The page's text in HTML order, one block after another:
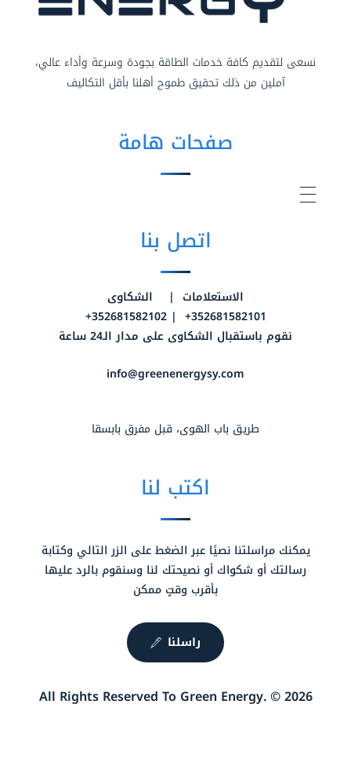
نسعى لتقديم كافة خدمات الطاقة بجودة وسرعة وأداء عالي،
آملين من ذلك تحقيق طموح أهلنا بأقل التكاليف
صفحات هامة
اتصل بنا
الاستعلامات | الشكاوى
352681582101+ | 352681582102+
نقوم باستقبال الشكاوى على مدار الـ24 ساعة
info@greenenergysy.com
طريق باب الهوى، قبل مفرق بابسقا
اكتب لنا
يمكنك مراسلتنا نصيًا عبر الضغط على الزر التالي وكتابة
رسالتك أو شكواك أو نصيحتك لنا وسنقوم بالرد عليها
بأقرب وقتٍ ممكن
راسلنا
2026 © .All Rights Reserved To Green Energy